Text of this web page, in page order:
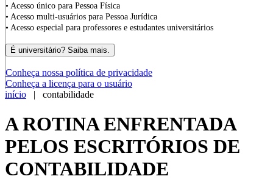
• Acesso único para Pessoa Física
• Acesso multi-usuários para Pessoa Jurídica
• Acesso especial para professores e estudantes universitários
Conheça nossa política de privacidade
Conheça a licença para o usuário
início | contabilidade
A ROTINA ENFRENTADA
PELOS ESCRITÓRIOS DE
CONTABILIDADE